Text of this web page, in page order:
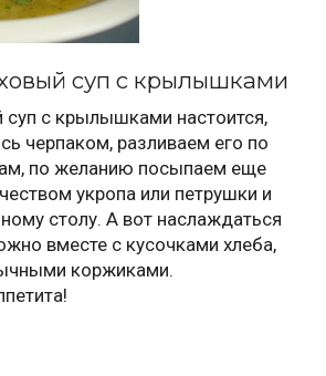
суп с крылышками
суп с крылышками настоится,
черпаком, разливаем его по
по желанию посыпаем еще
укропа или петрушки и
столу. А вот наслаждаться
вместе с кусочками хлеба,
коржиками.